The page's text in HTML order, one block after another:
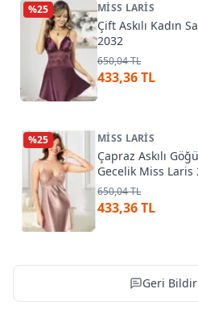
%25 MISS LARIS
Çift Askılı Kadın
2032
650,04 TL
433,36 TL
%25 MISS LARIS
Çapraz Askılı
Gecelik Miss Laris
650,04 TL
433,36 TL
Geri